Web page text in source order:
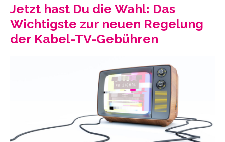
Jetzt hast Du die Wahl: Das
Wichtigste zur neuen Regelung
der Kabel-TV-Gebühren